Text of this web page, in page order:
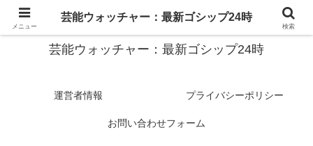
スターたちの裏側を徹底追跡！話題のゴシップがここに集結
芸能ウォッチャー：最新ゴシップ24時
運営者情報 プライバシーポリシー
お問い合わせフォーム
メニュー
芸能ウォッチャー：最新ゴシップ24時
検索